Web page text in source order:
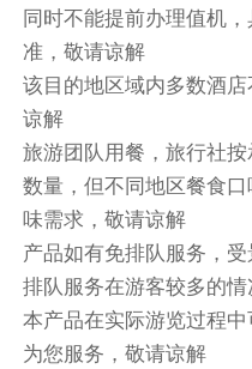
第5天
酒店早餐
中式团餐八菜一汤
肉,香辣脆皮鸡扒,
婆豆腐,节令时蔬,鱼
水果,茶）
餐饮
早餐：自理
中餐：
同时不能提前办理值机
准，敬请谅解
该目的地区域内多数酒
谅解
旅游团队用餐，旅行社
数量，但不同地区餐食
味需求，敬请谅解
产品如有免排队服务，
排队服务在游客较多的
本产品在实际游览过程
为您服务，敬请谅解